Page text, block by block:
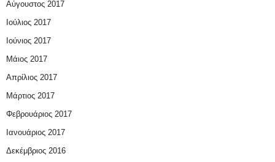
Αύγουστος 2017
Ιούλιος 2017
Ιούνιος 2017
Μάιος 2017
Απρίλιος 2017
Μάρτιος 2017
Φεβρουάριος 2017
Ιανουάριος 2017
Δεκέμβριος 2016